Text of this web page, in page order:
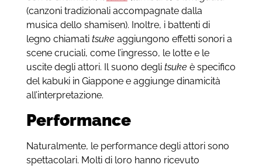
(canzoni tradizionali accompagnate dalla
musica dello shamisen). Inoltre, i battenti di
legno chiamati tsuke aggiungono effetti sonori a
scene cruciali, come l’ingresso, le lotte e le
uscite degli attori. Il suono degli tsuke è specifico
del kabuki in Giappone e aggiunge dinamicità
all’interpretazione.
Performance
Naturalmente, le performance degli attori sono
spettacolari. Molti di loro hanno ricevuto